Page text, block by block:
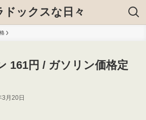
ドックスな日々
161円 / ガソリン価格定
月20日